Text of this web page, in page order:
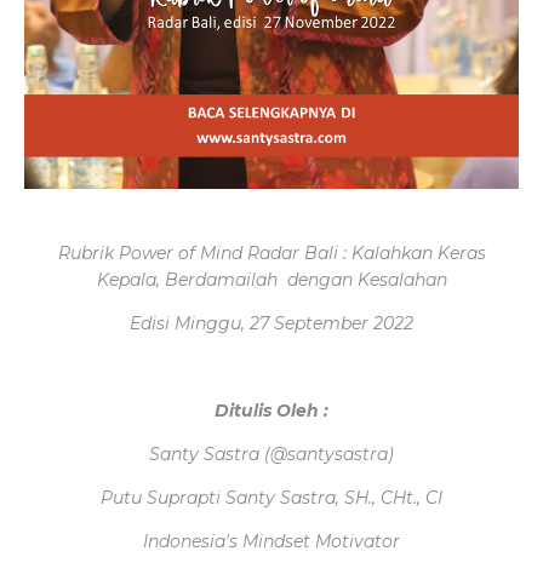
Rubrik Power of Mind Radar Bali : Kalahkan Keras
Kepala, Berdamailah dengan Kesalahan
Edisi Minggu, 27 September 2022
Ditulis Oleh :
Santy Sastra (@santysastra)
Putu Suprapti Santy Sastra, SH., CHt., CI
Indonesia's Mindset Motivator